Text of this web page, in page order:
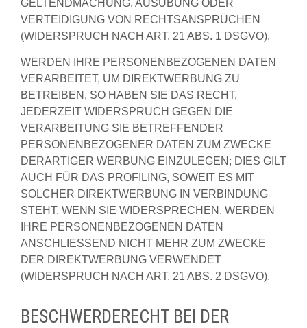
GELTENDMACHUNG, AUSÜBUNG ODER
VERTEIDIGUNG VON RECHTSANSPRÜCHEN
(WIDERSPRUCH NACH ART. 21 ABS. 1 DSGVO).
WERDEN IHRE PERSONENBEZOGENEN DATEN
VERARBEITET, UM DIREKTWERBUNG ZU
BETREIBEN, SO HABEN SIE DAS RECHT,
JEDERZEIT WIDERSPRUCH GEGEN DIE
VERARBEITUNG SIE BETREFFENDER
PERSONENBEZOGENER DATEN ZUM ZWECKE
DERARTIGER WERBUNG EINZULEGEN; DIES GILT
AUCH FÜR DAS PROFILING, SOWEIT ES MIT
SOLCHER DIREKTWERBUNG IN VERBINDUNG
STEHT. WENN SIE WIDERSPRECHEN, WERDEN
IHRE PERSONENBEZOGENEN DATEN
ANSCHLIESSEND NICHT MEHR ZUM ZWECKE
DER DIREKTWERBUNG VERWENDET
(WIDERSPRUCH NACH ART. 21 ABS. 2 DSGVO).
BESCHWERDE­RECHT BEI DER